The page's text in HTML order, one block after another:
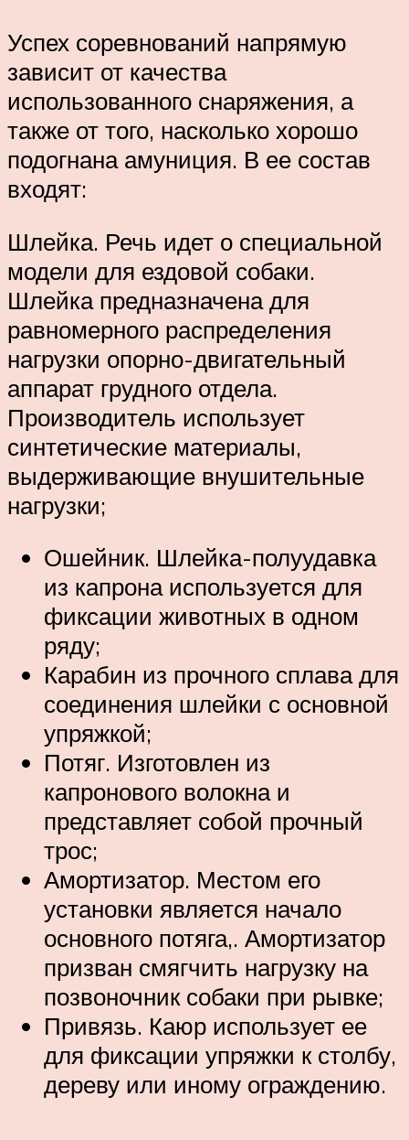
Успех соревнований напрямую
зависит от качества
использованного снаряжения, а
также от того, насколько хорошо
подогнана амуниция. В ее состав
входят:
Шлейка. Речь идет о специальной
модели для ездовой собаки.
Шлейка предназначена для
равномерного распределения
нагрузки опорно-двигательный
аппарат грудного отдела.
Производитель использует
синтетические материалы,
выдерживающие внушительные
нагрузки;
Ошейник. Шлейка-полуудавка
из капрона используется для
фиксации животных в одном
ряду;
Карабин из прочного сплава для
соединения шлейки с основной
упряжкой;
Потяг. Изготовлен из
капронового волокна и
представляет собой прочный
трос;
Амортизатор. Местом его
установки является начало
основного потяга,. Амортизатор
призван смягчить нагрузку на
позвоночник собаки при рывке;
Привязь. Каюр использует ее
для фиксации упряжки к столбу,
дереву или иному ограждению.